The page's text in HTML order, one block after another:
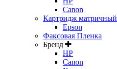
Canon
Картридж матричный
Epson
Факсовая Пленка
Бренд
HP
Canon